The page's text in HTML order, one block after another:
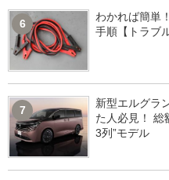
6
わかれば簡単
手順【トラブ
7
新型エルグラ
た人必見！ 総
3列”モデル